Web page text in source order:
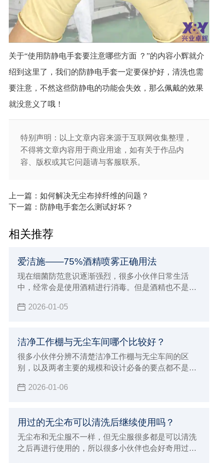
关于“使用防静电手套要注意哪些方面 ？”的内容小辉就介
绍到这里了，我们的防静电手套一定要保护好，清洗也需
要注意，不然这些防静电的功能会失效，那么佩戴的效果
就没意义了哦！
特别声明：以上文章内容来源于互联网收集整理，
不得将文章内容用于商业用途，如有关于作品内
容、版权或其它问题请与客服联系。
上一篇：如何解决无尘布掉纤维的问题？
下一篇：防静电手套怎么测试好坏？
相关推荐
爱洁施——75%酒精喷雾正确用法
现在细菌防范意识逐渐强烈，很多小伙伴日常生活
中，经常会是使用酒精进行消毒。但是酒精也不是随
喷雾正确用，了解正确的使用领域，也可以对照一下
2026-01-05
洁净工作棚与无尘车间哪个比较好？
很多小伙伴分辨不清楚洁净工作棚与无尘车间的区
别，以及两者主要的规模和设计必备的要点都不是很
的应用领域是不一样的，所以本次小辉来做详细的介
2026-01-06
用过的无尘布可以清洗后继续使用吗？
无尘布和无尘服不一样，但无尘服很多都是可以清洗
之后再进行使用的，所以很多小伙伴也会好奇用过的